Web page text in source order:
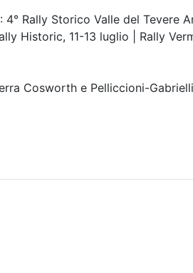
4° Rally Storico Valle del
Historic, 11-13 luglio | Rally
Cosworth e Pelliccioni-